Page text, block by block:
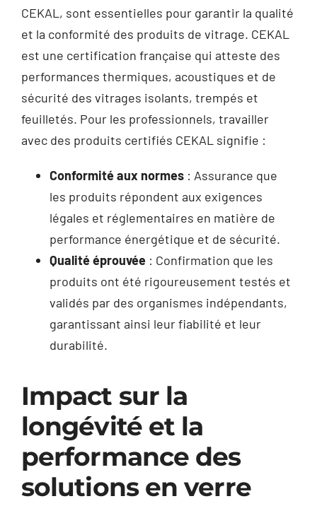
CEKAL, sont essentielles pour garantir la qualité
et la conformité des produits de vitrage. CEKAL
est une certification française qui atteste des
performances thermiques, acoustiques et de
sécurité des vitrages isolants, trempés et
feuilletés. Pour les professionnels, travailler
avec des produits certifiés CEKAL signifie :
Conformité aux normes: Assurance que
les produits répondent aux exigences
légales et réglementaires en matière de
performance énergétique et de sécurité.
Qualité éprouvée: Confirmation que les
produits ont été rigoureusement testés et
validés par des organismes indépendants,
garantissant ainsi leur fiabilité et leur
durabilité.
Impact sur la
longévité et la
performance des
solutions en verre